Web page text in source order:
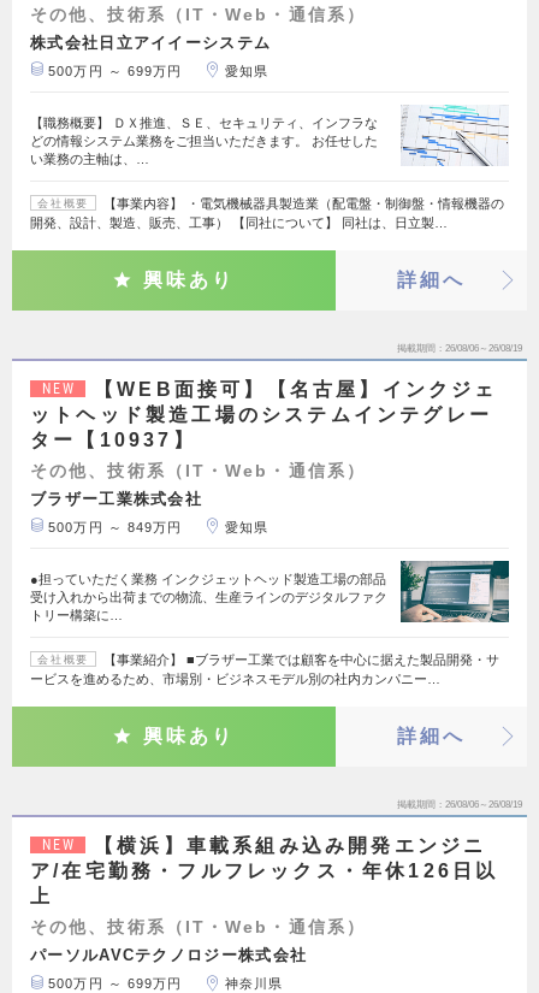
その他、技術系（IT・Web・通信系）
株式会社日立アイイーシステム
500万円 ～ 699万円 愛知県
【職務概要】 ＤＸ推進、ＳＥ、セキュリティ、インフラな
どの情報システム業務をご担当いただきます。 お任せした
い業務の主軸は、…
会社概要
【事業内容】 ・電気機械器具製造業（配電盤・制御盤・情報機器の
開発、設計、製造、販売、工事） 【同社について】 同社は、日立製…
興味あり 詳細へ
掲載期間 26/08/06～26/08/19
NEW
【WEB面接可】【名古屋】インクジェ
ットヘッド製造工場のシステムインテグレー
ター【10937】
その他、技術系（IT・Web・通信系）
ブラザー工業株式会社
500万円 ～ 849万円 愛知県
●担っていただく業務 インクジェットヘッド製造工場の部品
受け入れから出荷までの物流、生産ラインのデジタルファク
トリー構築に…
会社概要
【事業紹介】 ■ブラザー工業では顧客を中心に据えた製品開発・サ
ービスを進めるため、市場別・ビジネスモデル別の社内カンパニー…
興味あり 詳細へ
掲載期間 26/08/06～26/08/19
NEW
【横浜】車載系組み込み開発エンジニ
ア/在宅勤務・フルフレックス・年休126日以
上
その他、技術系（IT・Web・通信系）
パーソルAVCテクノロジー株式会社
500万円 ～ 699万円 神奈川県